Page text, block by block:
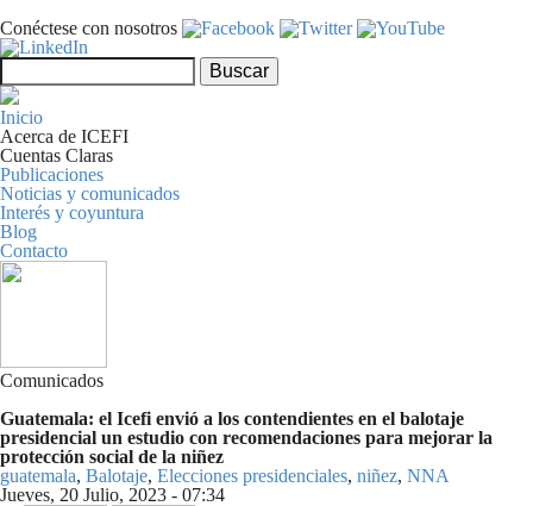
Conéctese con nosotros
Formulario de búsqueda
Buscar
Inicio
Acerca de ICEFI
Cuentas Claras
Publicaciones
Noticias y comunicados
Interés y coyuntura
Blog
Contacto
Comunicados
Guatemala: el Icefi envió a los contendientes en el balotaje
presidencial un estudio con recomendaciones para mejorar la
protección social de la niñez
guatemala, Balotaje, Elecciones presidenciales, niñez, NNA
Jueves, 20 Julio, 2023 - 07:34